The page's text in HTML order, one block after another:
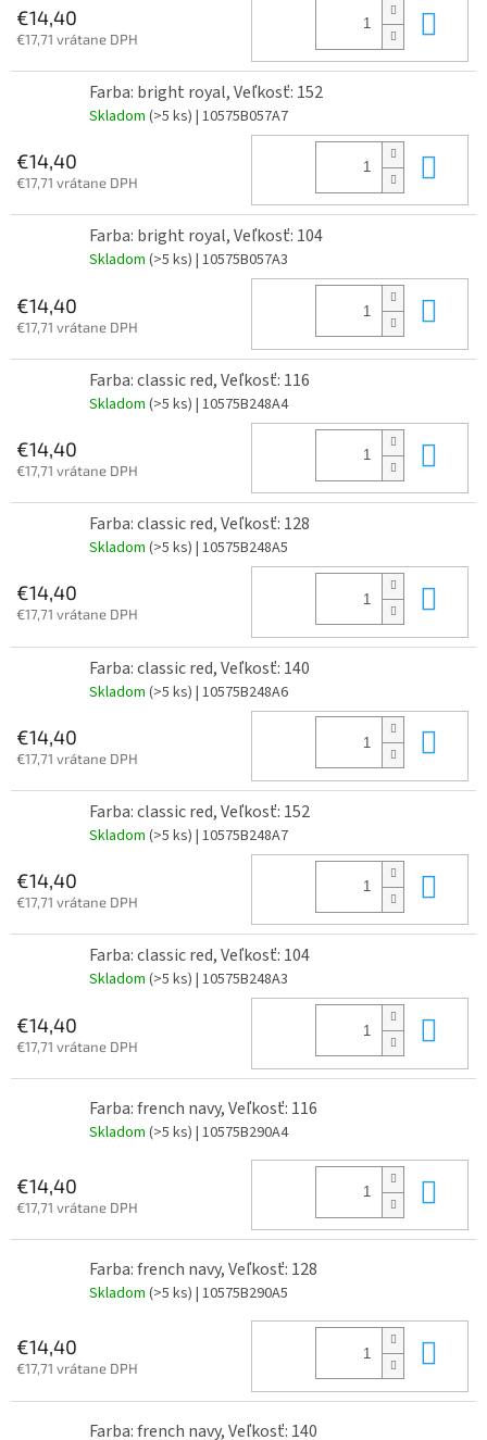
€14,40
€17,71 vrátane DPH
Farba: bright royal, Veľkosť: 152
Skladom (>5 ks) | 10575B057A7
€14,40
€17,71 vrátane DPH
Farba: bright royal, Veľkosť: 104
Skladom (>5 ks) | 10575B057A3
€14,40
€17,71 vrátane DPH
Farba: classic red, Veľkosť: 116
Skladom (>5 ks) | 10575B248A4
€14,40
€17,71 vrátane DPH
Farba: classic red, Veľkosť: 128
Skladom (>5 ks) | 10575B248A5
€14,40
€17,71 vrátane DPH
Farba: classic red, Veľkosť: 140
Skladom (>5 ks) | 10575B248A6
€14,40
€17,71 vrátane DPH
Farba: classic red, Veľkosť: 152
Skladom (>5 ks) | 10575B248A7
€14,40
€17,71 vrátane DPH
Farba: classic red, Veľkosť: 104
Skladom (>5 ks) | 10575B248A3
€14,40
€17,71 vrátane DPH
Farba: french navy, Veľkosť: 116
Skladom (>5 ks) | 10575B290A4
€14,40
€17,71 vrátane DPH
Farba: french navy, Veľkosť: 128
Skladom (>5 ks) | 10575B290A5
€14,40
€17,71 vrátane DPH
Farba: french navy, Veľkosť: 140